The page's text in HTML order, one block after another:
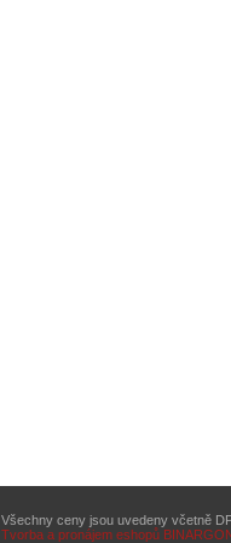
Všechny ceny jsou uvedeny včetně
Tvorba a pronájem eshopů